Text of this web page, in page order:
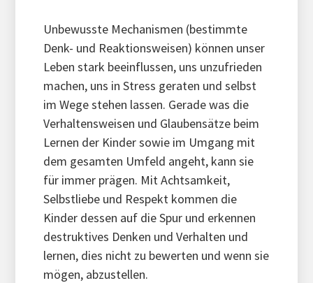
Unbewusste Mechanismen (bestimmte
Denk- und Reaktionsweisen) können unser
Leben stark beeinflussen, uns unzufrieden
machen, uns in Stress geraten und selbst
im Wege stehen lassen. Gerade was die
Verhaltensweisen und Glaubensätze beim
Lernen der Kinder sowie im Umgang mit
dem gesamten Umfeld angeht, kann sie
für immer prägen. Mit Achtsamkeit,
Selbstliebe und Respekt kommen die
Kinder dessen auf die Spur und erkennen
destruktives Denken und Verhalten und
lernen, dies nicht zu bewerten und wenn sie
mögen, abzustellen.